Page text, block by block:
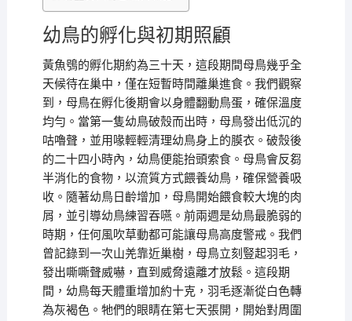
幼鳥的孵化與初期照顧
黃魚鴞的孵化期約為三十天，這段期間母鳥幾乎全
天候待在巢中，僅在短暫時間離巢進食。我們觀察
到，母鳥在孵化後期會以身體翻動鳥蛋，確保溫度
均勻。當第一隻幼鳥破殼而出時，母鳥發出低沉的
咕嚕聲，並用喙輕輕清理幼鳥身上的膜衣。破殼後
的二十四小時內，幼鳥便能抬頭索食。母鳥會反芻
半消化的食物，以流質方式餵養幼鳥，確保營養吸
收。隨著幼鳥日齡增加，母鳥開始餵食較大塊的肉
屑，並引導幼鳥練習吞嚥。前兩週是幼鳥最脆弱的
時期，任何風吹草動都可能讓母鳥高度警戒。我們
曾記錄到一次山羌靠近巢樹，母鳥立刻豎起羽毛，
發出嘶嘶聲威嚇，直到威脅遠離才放鬆。這段期
間，幼鳥每天體重增加約十克，羽毛逐漸從白色轉
為灰褐色。牠們的眼睛在第七天張開，開始對周圍